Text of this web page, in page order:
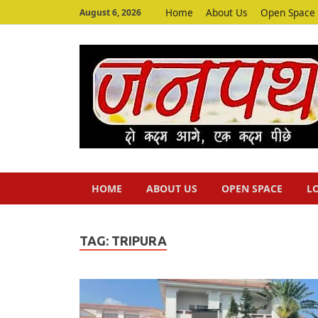
August 6, 2026 Home About Us Open Space
HOME ABOUT US OPEN SPACE
TAG: TRIPURA